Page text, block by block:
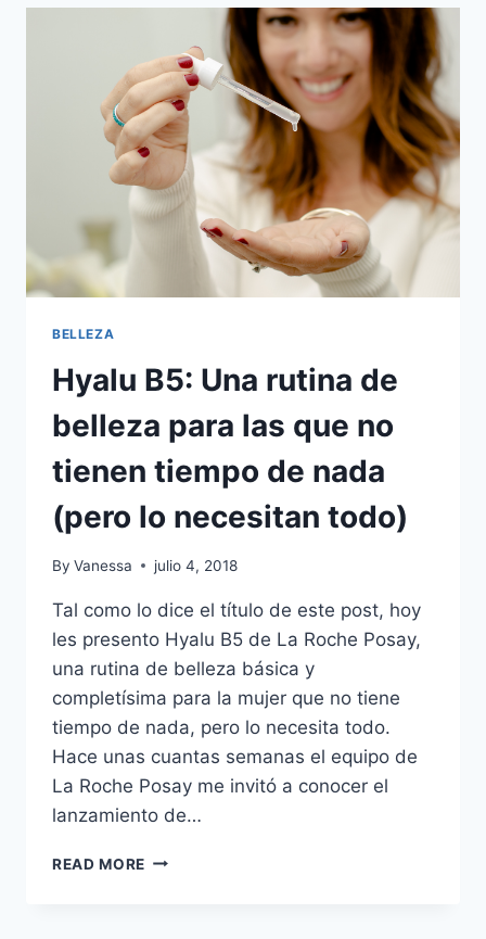
HIDRATANTE
SE
VENDE
CADA
SEGUNDO
EN
LOS
ESTADOS
UNIDOS
BELLEZA
Hyalu B5: Una rutina de
belleza para las que no
tienen tiempo de nada
(pero lo necesitan todo)
By Vanessa julio 4, 2018
Tal como lo dice el título de este post, hoy
les presento Hyalu B5 de La Roche Posay,
una rutina de belleza básica y
completísima para la mujer que no tiene
tiempo de nada, pero lo necesita todo.
Hace unas cuantas semanas el equipo de
La Roche Posay me invitó a conocer el
lanzamiento de…
READ MORE HYALU